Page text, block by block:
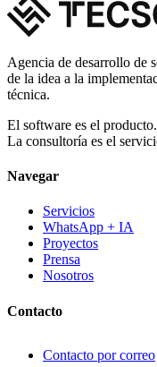
Agencia de desarrollo de
de la idea a la
técnica.
El software es el producto.
La consultoría es el
Navegar
Servicios
WhatsApp + IA
Proyectos
Prensa
Nosotros
Contacto
Contacto por correo